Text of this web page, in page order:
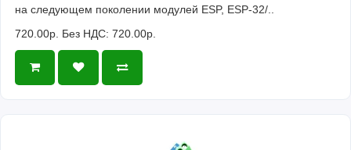
на следующем поколении модулей ESP, ESP-32/..
720.00р. Без НДС: 720.00р.